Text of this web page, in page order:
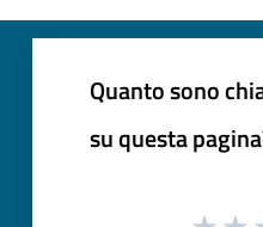
Quanto sono
su questa